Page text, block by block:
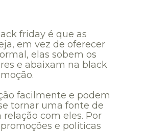
friday é que as
em vez de oferecer
elas sobem os
e abaixam na black
facilmente e podem
tornar uma fonte de
com eles. Por
e políticas